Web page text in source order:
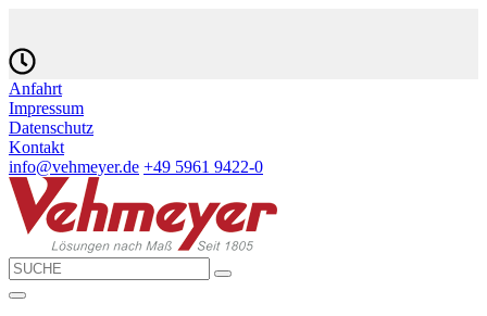
Anfahrt
Impressum
Datenschutz
Kontakt
info@vehmeyer.de +49 5961 9422-0